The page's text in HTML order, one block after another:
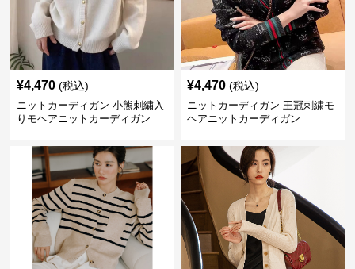
¥4,470 (税込)
ニットカーディガン 小熊刺繍入
りモヘアニットカーディガン
¥4,470 (税込)
ニットカーディガン 王冠刺繍モ
ヘアニットカーディガン